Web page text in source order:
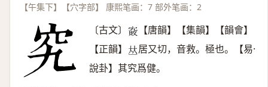
【午集下】【穴字部】 康熙笔画：7 部外笔画：2
〔古文〕 𡫄
【唐韻】【集韻】【韻會】
【正韻】 𠀤居又切，音救。極也。【易·
說卦】其究爲健。